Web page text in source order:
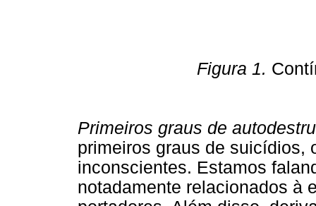
Figura 1.
Primeiros graus de
primeiros graus de suicídios,
inconscientes. Estamos
notadamente relacionados à